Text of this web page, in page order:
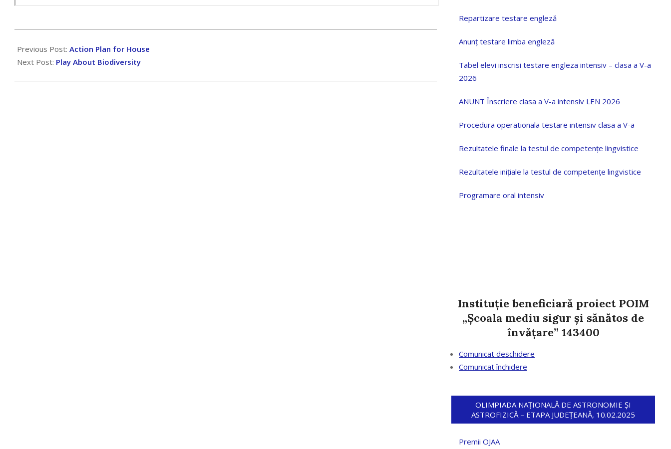
10-
16
Previous Post: Action Plan for House
Next Post: Play About Biodiversity
Repartizare testare engleză
Anunț testare limba engleză
Tabel elevi inscrisi testare engleza intensiv – clasa a V-a
2026
ANUNT Înscriere clasa a V-a intensiv LEN 2026
Procedura operationala testare intensiv clasa a V-a
Rezultatele finale la testul de competențe lingvistice
Rezultatele inițiale la testul de competențe lingvistice
Programare oral intensiv
Instituție beneficiară proiect POIM
„Școala mediu sigur și sănătos de
învățare” 143400
Comunicat deschidere
Comunicat închidere
OLIMPIADA NAȚIONALĂ DE ASTRONOMIE ȘI
ASTROFIZICĂ – ETAPA JUDEȚEANĂ, 10.02.2025
Premii OJAA